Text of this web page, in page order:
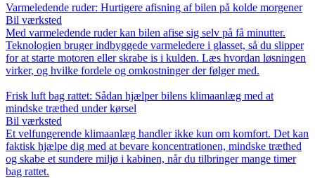
Varmeledende ruder: Hurtigere afisning af bilen på kolde morgener
Bil værksted
Med varmeledende ruder kan bilen afise sig selv på få minutter.
Teknologien bruger indbyggede varmeledere i glasset, så du slipper
for at starte motoren eller skrabe is i kulden. Læs hvordan løsningen
virker, og hvilke fordele og omkostninger der følger med.
Frisk luft bag rattet: Sådan hjælper bilens klimaanlæg med at
mindske træthed under kørsel
Bil værksted
Et velfungerende klimaanlæg handler ikke kun om komfort. Det kan
faktisk hjælpe dig med at bevare koncentrationen, mindske træthed
og skabe et sundere miljø i kabinen, når du tilbringer mange timer
bag rattet.